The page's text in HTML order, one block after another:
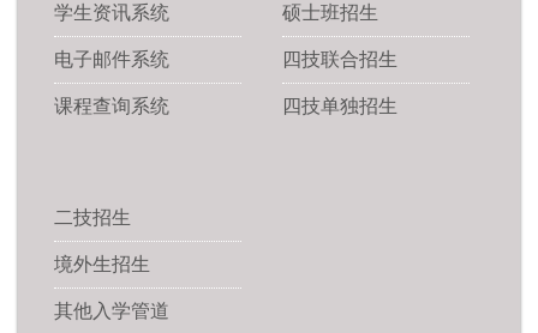
学生资讯系统
电子邮件系统
课程查询系统
硕士班招生
四技联合招生
四技单独招生
二技招生
境外生招生
其他入学管道